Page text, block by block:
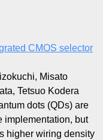
CMOS selector
Misato
Tetsuo Kodera
dots (QDs) are
implementation, but
higher wiring density